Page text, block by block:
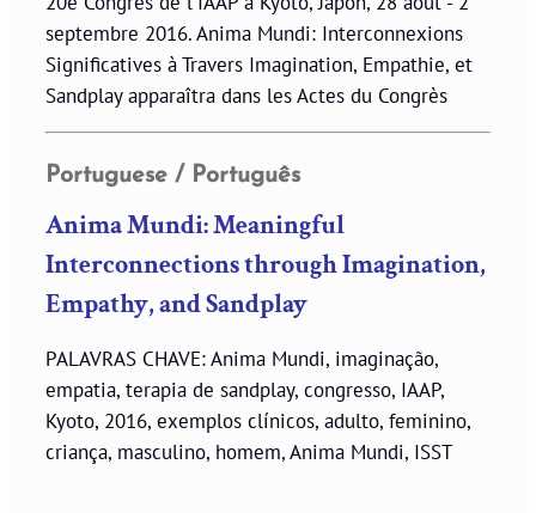
septembre 2016. Anima Mundi: Interconnexions
Significatives à Travers Imagination, Empathie, et
Sandplay apparaîtra dans les Actes du Congrès
Portuguese / Português
Anima Mundi: Meaningful
Interconnections through Imagination,
Empathy, and Sandplay
PALAVRAS CHAVE: Anima Mundi, imaginação,
empatia, terapia de sandplay, congresso, IAAP,
Kyoto, 2016, exemplos clínicos, adulto, feminino,
criança, masculino, homem, Anima Mundi, ISST